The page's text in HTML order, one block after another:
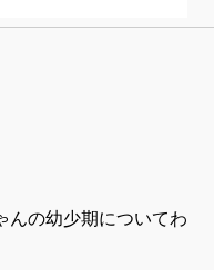
んの幼少期についてわ